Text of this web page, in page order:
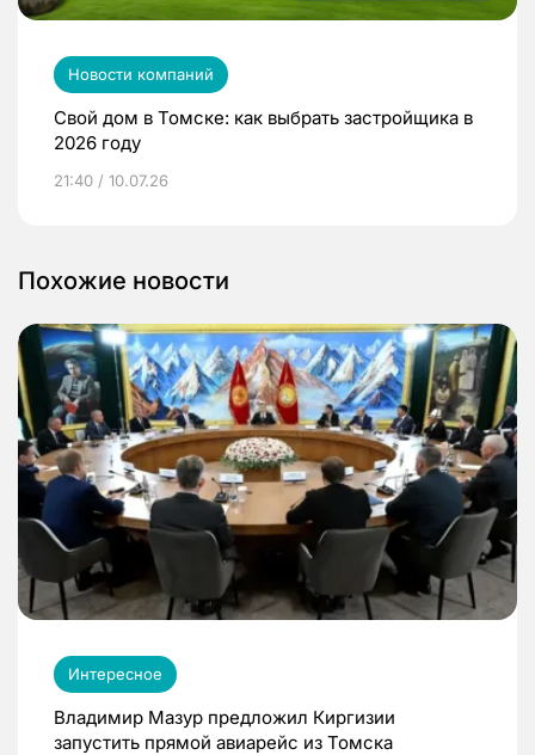
Новости компаний
Свой дом в Томске: как выбрать застройщика в
2026 году
21:40 / 10.07.26
Похожие новости
Интересное
Владимир Мазур предложил Киргизии
запустить прямой авиарейс из Томска